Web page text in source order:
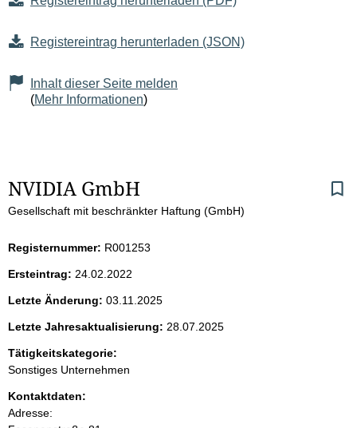
Registereintrag herunterladen (JSON)
Inhalt dieser Seite melden
(Mehr Informationen)
S
e
i
t
e
n
i
NVIDIA GmbH
Gesellschaft mit beschränkter Haftung (GmbH)
Registernummer: R001253
Ersteintrag: 24.02.2022
Letzte Änderung: 03.11.2025
Letzte Jahresaktualisierung: 28.07.2025
Tätigkeitskategorie:
Sonstiges Unternehmen
Kontaktdaten:
Adresse: